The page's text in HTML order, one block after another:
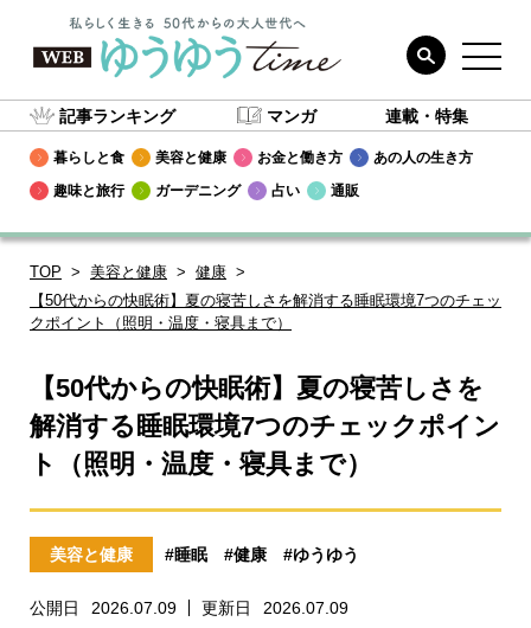
記事ランキング マンガ 連載・特集
暮らしと食 美容と健康 お金と働き方
あの人の生き方
趣味と旅行
ガーデニング 占い 通販
TOP 美容と健康
健康
【50代からの快眠術】夏の寝苦しさを解消する睡眠環境7つのチェッ
クポイント（照明・温度・寝具まで）
【50代からの快眠術】夏の寝苦しさを
解消する睡眠環境7つのチェックポイン
ト（照明・温度・寝具まで）
美容と健康 #睡眠 #健康 #ゆうゆう
公開日 2026.07.09 更新日
2026.07.09